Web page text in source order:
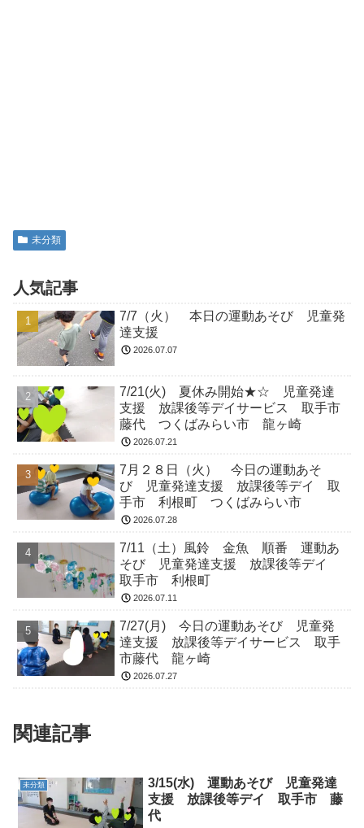
未分類
人気記事
7/7（火） 本日の運動あそび 児童発
達支援
2026.07.07
7/21(火) 夏休み開始★☆ 児童発達
支援 放課後等デイサービス 取手市
藤代 つくばみらい市 龍ヶ崎
2026.07.21
7月２８日（火） 今日の運動あそ
び 児童発達支援 放課後等デイ 取
手市 利根町 つくばみらい市
2026.07.28
7/11（土）風鈴 金魚 順番 運動あ
そび 児童発達支援 放課後等デイ
取手市 利根町
2026.07.11
7/27(月) 今日の運動あそび 児童発
達支援 放課後等デイサービス 取手
市藤代 龍ヶ崎
2026.07.27
関連記事
未分類
3/15(水) 運動あそび 児童発達
支援 放課後等デイ 取手市 藤
代